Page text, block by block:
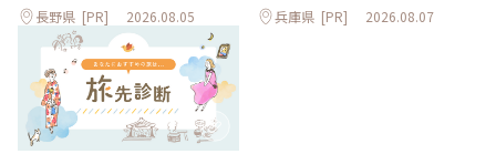
長野県 [PR] 2026.08.05 兵庫県 [PR] 2026.08.07